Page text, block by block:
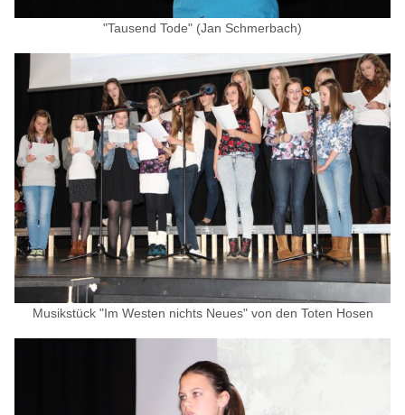
"Tausend Tode" (Jan Schmerbach)
Musikstück "Im Westen nichts Neues" von den Toten Hosen